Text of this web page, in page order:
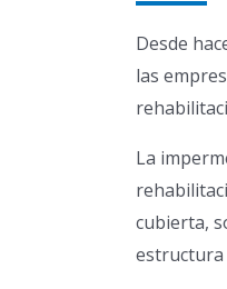
Desde
las
La
cubierta,
estructura